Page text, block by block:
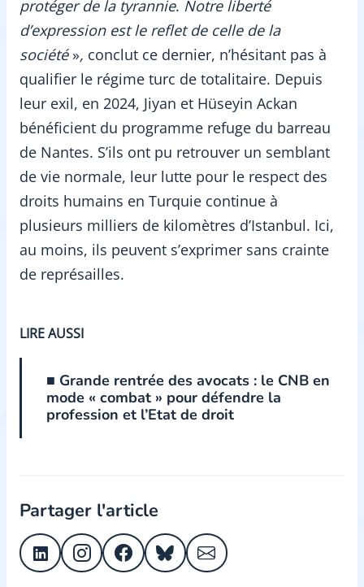
protéger de la tyrannie. Notre liberté
d’expression est le reflet de celle de la
société », conclut ce dernier, n’hésitant pas à
qualifier le régime turc de totalitaire. Depuis
leur exil, en 2024, Jiyan et Hüseyin Ackan
bénéficient du programme refuge du barreau
de Nantes. S’ils ont pu retrouver un semblant
de vie normale, leur lutte pour le respect des
droits humains en Turquie continue à
plusieurs milliers de kilomètres d’Istanbul. Ici,
au moins, ils peuvent s’exprimer sans crainte
de représailles.
LIRE AUSSI
■ Grande rentrée des avocats : le CNB en
mode « combat » pour défendre la
profession et l’Etat de droit
Partager l'article